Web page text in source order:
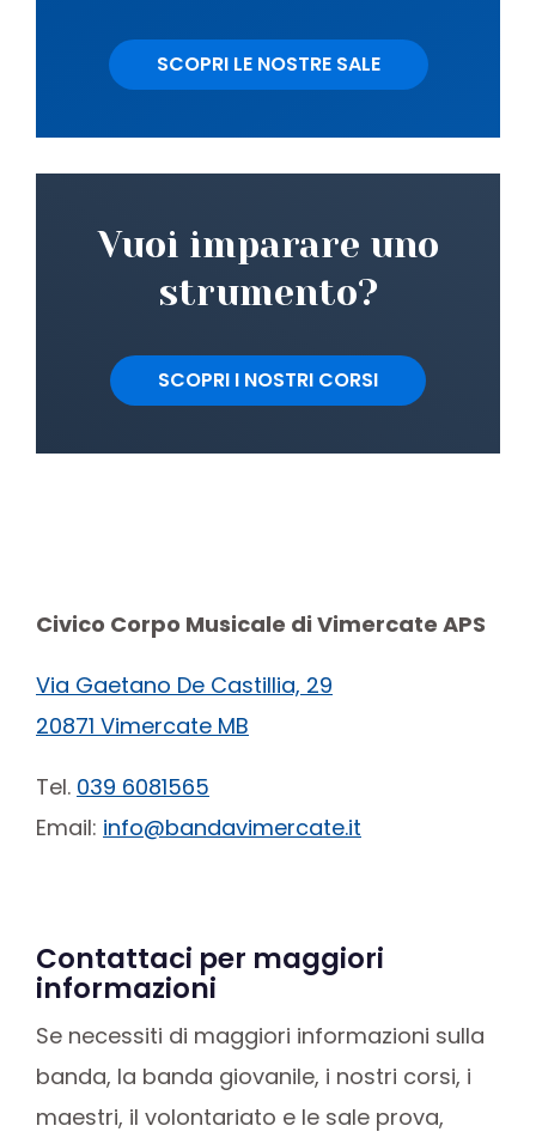
SCOPRI LE NOSTRE SALE
Vuoi imparare uno
strumento?
SCOPRI I NOSTRI CORSI
Civico Corpo Musicale di Vimercate APS
Via Gaetano De Castillia, 29
20871 Vimercate MB
Tel. 039 6081565
Email: info@bandavimercate.it
Contattaci per maggiori
informazioni
Se necessiti di maggiori informazioni sulla
banda, la banda giovanile, i nostri corsi, i
maestri, il volontariato e le sale prova,